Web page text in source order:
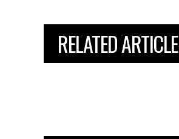
RELATED ARTICLE